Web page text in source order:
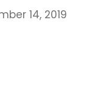
14, 2019